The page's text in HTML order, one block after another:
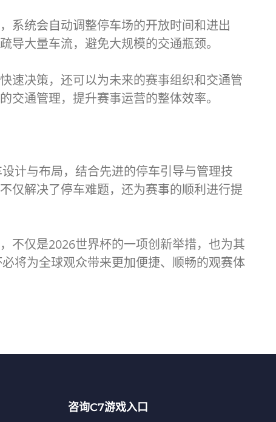
系统会自动调整停车场的开放时间和进出
大量车流，避免大规模的交通瓶颈。
速决策，还可以为未来的赛事组织和交通管
通管理，提升赛事运营的整体效率。
计与布局，结合先进的停车引导与管理技
仅解决了停车难题，还为赛事的顺利进行提
不仅是2026世界杯的一项创新举措，也为其
将为全球观众带来更加便捷、顺畅的观赛体
咨询C7游戏入口